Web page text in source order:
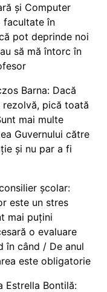
și Computer
facultate în
pot deprinde noi
să mă întorc în
Barna: Dacă
rezolvă, pică toată
mai multe
Guvernului către
și nu par a fi
școlar:
este un stres
mai puțini
o evaluare
în când / De anul
este obligatorie
Estrella Bontilă: